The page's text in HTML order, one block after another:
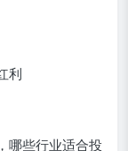
利
哪些行业适合投